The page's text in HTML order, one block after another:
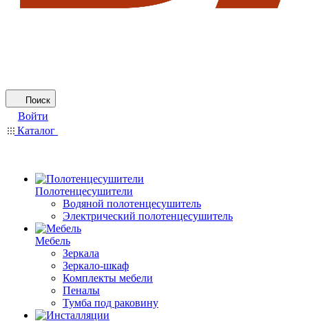
Поиск
Войти
Каталог
Полотенцесушители
Водяной полотенцесушитель
Электрический полотенцесушитель
Мебель
Зеркала
Зеркало-шкаф
Комплекты мебели
Пеналы
Тумба под раковину